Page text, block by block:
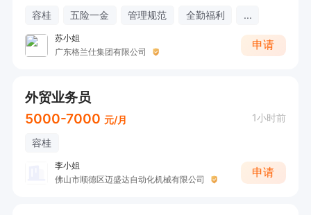
容桂 五险一金 管理规范 全勤福利 ...
苏小姐
广东格兰仕集团有限公司
申请
外贸业务员
5000-7000 元/月 1小时前
容桂
李小姐
佛山市顺德区迈盛达自动化机械有限公司
申请